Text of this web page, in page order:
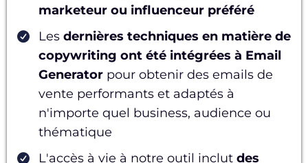
marketeur ou influenceur préféré
Les dernières techniques en matière de
copywriting ont été intégrées à Email
Generator pour obtenir des emails de
vente performants et adaptés à
n'importe quel business, audience ou
thématique
L'accès à vie à notre outil inclut des